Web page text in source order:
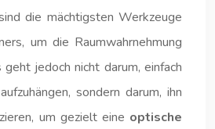
die mächtigsten Werkzeuge
um die Raumwahrnehmung
geht jedoch nicht darum, einfach
sondern darum, ihn
um gezielt eine optische